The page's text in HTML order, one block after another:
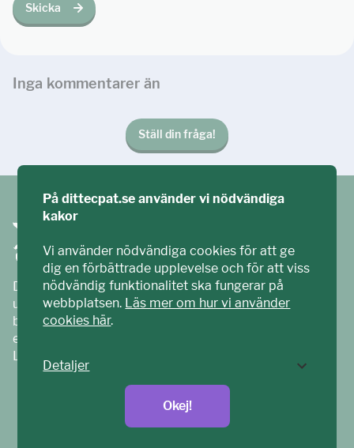
Skicka
Inga kommentarer än
Ställ din fråga!
Ditt ECPAT har tagits fram tillsammans med barn och
unga. Vi är en del av ECPAT Sverige – en
barnrättsorganisation som arbetar mot sexuell
exploatering av barn.
Läs mer på
På dittecpat.se använder vi nödvändiga
kakor
Vi använder nödvändiga cookies för att ge
dig en förbättrade upplevelse och för att viss
nödvändig funktionalitet ska fungerar på
webbplatsen. Läs mer om hur vi använder
cookies här.
Detaljer
Okej!